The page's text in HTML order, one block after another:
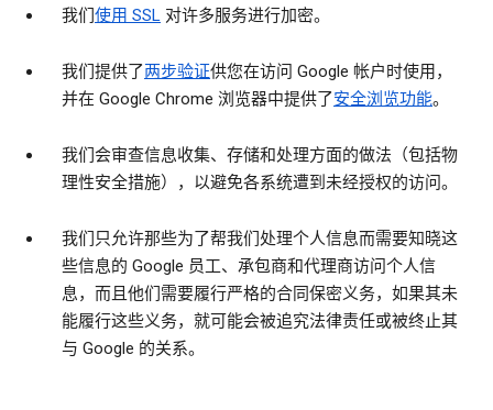
我们使用 SSL 对许多服务进行加密。
我们提供了两步验证供您在访问 Google 帐户时使用，
并在 Google Chrome 浏览器中提供了安全浏览功能。
我们会审查信息收集、存储和处理方面的做法（包括物
理性安全措施），以避免各系统遭到未经授权的访问。
我们只允许那些为了帮我们处理个人信息而需要知晓这
些信息的 Google 员工、承包商和代理商访问个人信
息，而且他们需要履行严格的合同保密义务，如果其未
能履行这些义务，就可能会被追究法律责任或被终止其
与 Google 的关系。